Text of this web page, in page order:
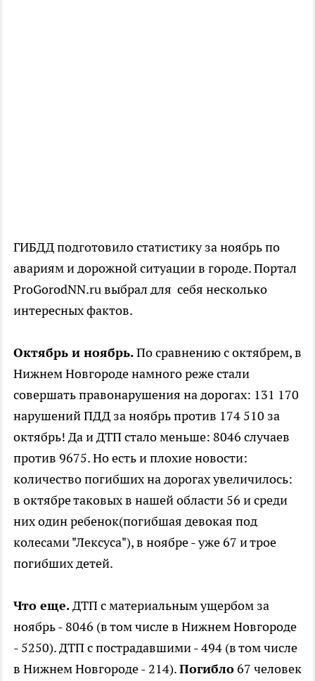
ГИБДД подготовило статистику за ноябрь по
авариям и дорожной ситуации в городе. Портал
ProGorodNN.ru выбрал для себя несколько
интересных фактов.
Октябрь и ноябрь.По сравнению с октябрем, в
Нижнем Новгороде намного реже стали
совершать правонарушения на дорогах: 131 170
нарушений ПДД за ноябрь против 174 510 за
октябрь! Да и ДТП стало меньше: 8046 случаев
против 9675. Но есть и плохие новости:
количество погибших на дорогах увеличилось:
в октябре таковых в нашей области 56 и среди
них один ребенок(погибшая девокая под
колесами "Лексуса"), в ноябре - уже 67 и трое
погибших детей.
Что еще.ДТП с материальным ущербом за
ноябрь - 8046 (в том числе в Нижнем Новгороде
- 5250). ДТП с пострадавшими - 494 (в том числе
в Нижнем Новгороде - 214).Погибло67 человек